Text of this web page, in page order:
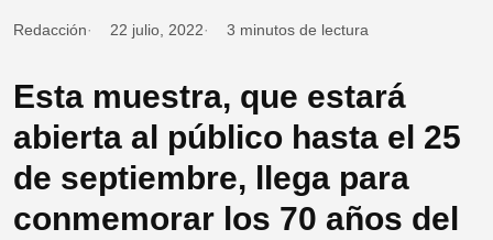
Redacción 22 julio, 2022 3 minutos de lectura
Esta muestra, que estará
abierta al público hasta el 25
de septiembre, llega para
conmemorar los 70 años del